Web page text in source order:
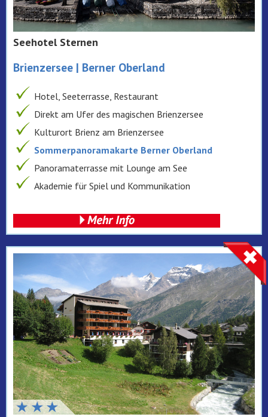
Seehotel Sternen
Brienzersee | Berner Oberland
Hotel, Seeterrasse, Restaurant
Direkt am Ufer des magischen Brienzersee
Kulturort Brienz am Brienzersee
Sommerpanoramakarte Berner Oberland
Panoramaterrasse mit Lounge am See
Akademie für Spiel und Kommunikation